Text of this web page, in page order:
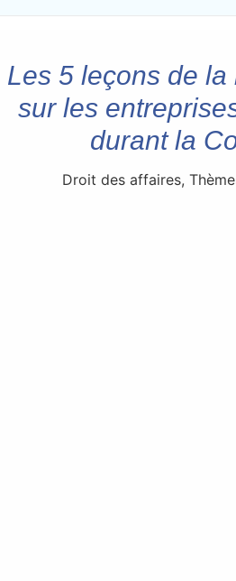
Les 5 leçons de
sur les
durant la
Droit des affaires,